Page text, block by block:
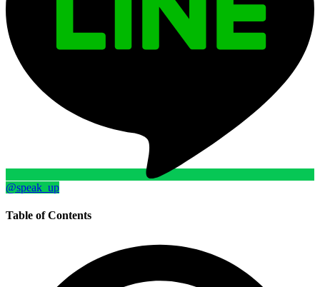
@speak_up
Table of Contents